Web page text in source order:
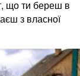
що ти береш в
з власної